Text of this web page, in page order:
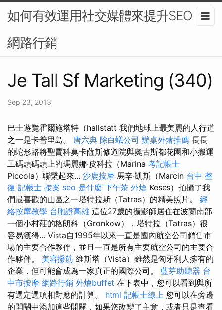
如何有效運用社交媒體來提升SEO？-
網路行銷
Je Tall Sf Marketing (340)
Sep 23, 2013
巴士遊覽霍爾施塔特（hallstatt 我們地球上最美麗的人行道
之一是卡普里島。 唐六典 除白蟻公司 辦桌外燴推薦 長長
的蛇形路將聖賈科莫卡薩斯修道院與奧古斯都花園和小搬運
工碼頭碼頭上的瑪麗娜·皮科拉（Marina 考記帳士
Piccola）聯繫起來... 沙鹿按摩 馬辛·凱斯（Marcin 台中 整
復 記帳士 接案 seo 是什麼 下午茶 外燴 Keses）拍攝了我
們最喜歡的山區之一塔特拉斯（Tatras）的精美照片。 經
絡按摩教學 台胞證高雄 這位27歲的攝影師居住在波蘭南部
一個小村莊的格朗科（Gronkow），塔特拉（Tatras）很
容易獲得... Vista自1995年以來一直是國內航空公司銷售市
場的主要合作夥伴，並且一直是所有主要航空公司的主要合
作夥伴。 美容撥筋 維斯塔（Vista）雖然是匈牙利人擁有的
企業，但可能會成為一家真正的國際公司。 藍芽助聽器 台
中市按摩 網路行銷 外燴buffet 在下表中，您可以看到與所
有選定選項相對應的計算。 html 記帳士線上 您可以在旁邊
的開關中添加這些開關，如果您改變了主意，或者只是查看